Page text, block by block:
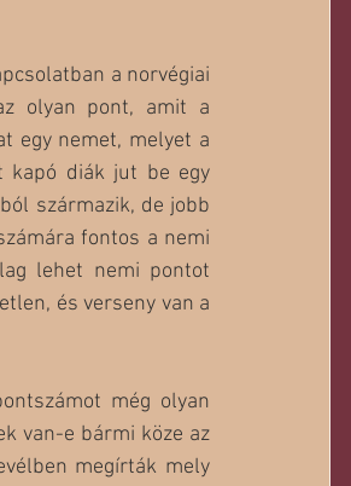
a norvégiai
olyan pont, amit a
egy nemet, melyet a
kapó diák jut be egy
származik, de jobb
fontos a nemi
lehet nemi pontot
és verseny van a
még olyan
van-e bármi köze az
megírták mely